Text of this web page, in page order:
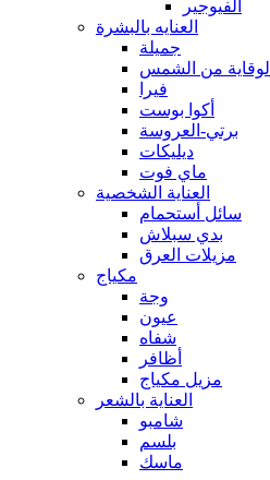
الفيوجير
العنايه بالبشرة
جميلة
الوقاية من الشمس
فيرا
أكوا بوست
برتي-العروسة
ديليكات
ماي فوت
العناية الشخصية
سائل أستحمام
بدي سبلاش
مزيلات العرق
مكياج
وجة
عيون
شفاه
أظافر
مزيل مكياج
العناية بالشعر
شامبو
بلسم
ماسك